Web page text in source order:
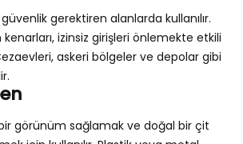
gerektiren alanlarda kullanılır.
izinsiz girişleri önlemekte etkili
askeri bölgeler ve depolar gibi
görünüm sağlamak ve doğal bir çit